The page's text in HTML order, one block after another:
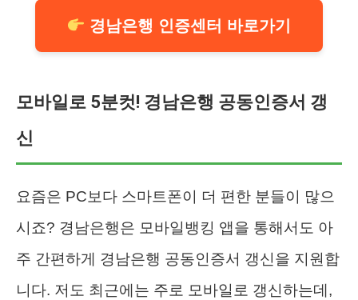
경남은행 인증센터 바로가기
모바일로 5분컷! 경남은행 공동인증서 갱
신
요즘은 PC보다 스마트폰이 더 편한 분들이 많으
시죠? 경남은행은 모바일뱅킹 앱을 통해서도 아
주 간편하게 경남은행 공동인증서 갱신을 지원합
니다. 저도 최근에는 주로 모바일로 갱신하는데,